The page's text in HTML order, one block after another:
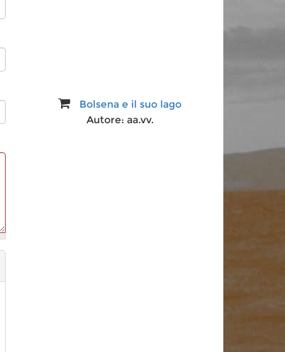
Bolsena e il suo lago
Autore: aa.vv.